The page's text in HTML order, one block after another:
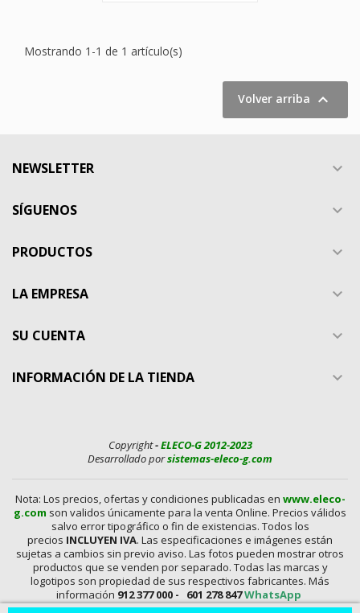
Mostrando 1-1 de 1 artículo(s)
Volver arriba 
NEWSLETTER 
SÍGUENOS 
PRODUCTOS 
LA EMPRESA 
SU CUENTA 
INFORMACIÓN DE LA TIENDA 
Copyright-ELECO-G 2012-2023
Desarrollado porsistemas-eleco-g.com
Nota: Los precios, ofertas y condiciones publicadas en www.eleco-
g.com son validos únicamente para la venta Online. Precios válidos
salvo error tipográfico o fin de existencias. Todos los
precios INCLUYEN IVA. Las especificaciones e imágenes están
sujetas a cambios sin previo aviso. Las fotos pueden mostrar otros
productos que se venden por separado. Todas las marcas y
logotipos son propiedad de sus respectivos fabricantes. Más
información 912 377 000 - 601 278 847WhatsApp